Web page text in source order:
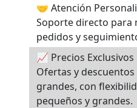
🤝 Atención
Soporte directo para
pedidos y
📈 Precios
Ofertas y
grandes, con
pequeños y grandes.